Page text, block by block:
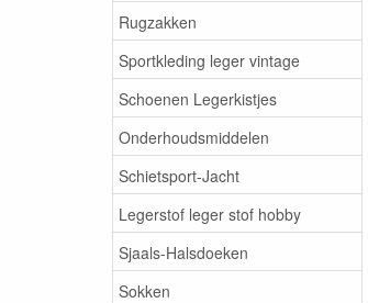
Rugzakken
Sportkleding leger vintage
Schoenen Legerkistjes
Onderhoudsmiddelen
Schietsport-Jacht
Legerstof leger stof hobby
Sjaals-Halsdoeken
Sokken